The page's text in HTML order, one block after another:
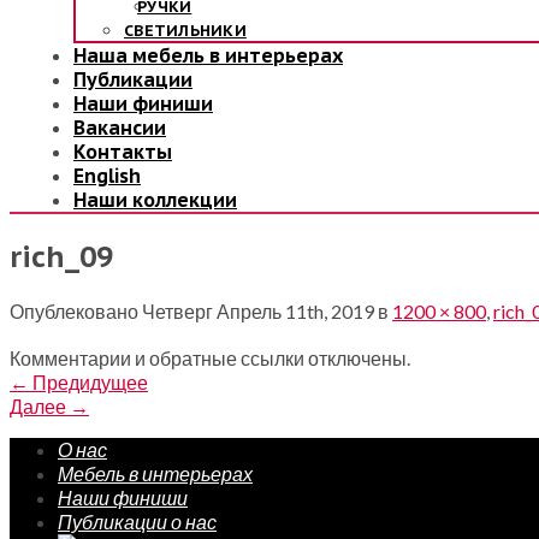
РУЧКИ
СВЕТИЛЬНИКИ
Наша мебель в интерьерах
Публикации
Наши финиши
Вакансии
Контакты
English
Наши коллекции
rich_09
Опублековано Четверг Апрель 11th, 2019 в 1200 × 800,
Комментарии и обратные ссылки отключены.
← Предидущее
Далее →
О нас
Мебель в интерьерах
Наши финиши
Публикации о нас